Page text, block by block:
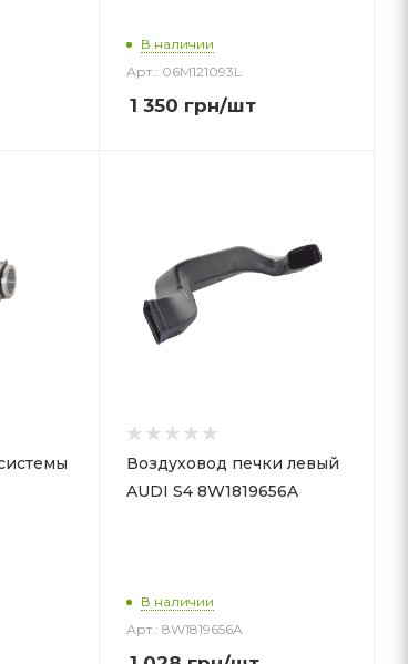
В наличии
Арт.: 06M121093L
1 350 грн/шт
Воздуховод печки левый
AUDI S4 8W1819656A
В наличии
Арт.: 8W1819656A